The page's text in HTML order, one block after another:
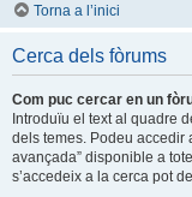
Torna a l’inici
Cerca dels fòrums
Com puc cercar en un
Introduïu el text al quadre
dels temes. Podeu accedir
avançada” disponible a
s’accedeix a la cerca pot